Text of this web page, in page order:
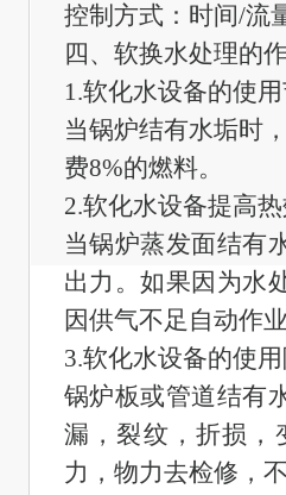
控制方式：时间/流
四、软换水处理的
1.软化水设备的使
当锅炉结有水垢时
费8%的燃料。
2.软化水设备提高
当锅炉蒸发面结有
出力。如果因为水
因供气不足自动作
3.软化水设备的使
锅炉板或管道结有
漏，裂纹，折损，
力，物力去检修，